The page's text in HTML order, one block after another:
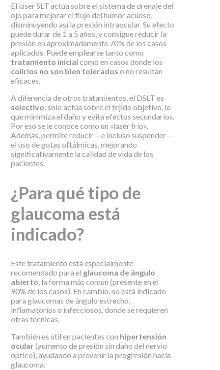
El láser SLT actúa sobre el sistema de drenaje del
ojo para mejorar el flujo del humor acuoso,
disminuyendo así la presión intraocular. Su efecto
puede durar de 1 a 5 años, y consigue reducir la
presión en aproximadamente 70% de los casos
aplicados. Puede emplearse tanto como
tratamiento inicial como en casos donde los
colirios no son bien tolerados o no resultan
eficaces.
A diferencia de otros tratamientos, el DSLT es
selectivo: solo actúa sobre el tejido objetivo, lo
que minimiza el daño y evita efectos secundarios.
Por eso se le conoce como un «láser frío».
Además, permite reducir —e incluso suspender—
el uso de gotas oftálmicas, mejorando
significativamente la calidad de vida de los
pacientes.
¿Para qué tipo de
glaucoma está
indicado?
Este tratamiento está especialmente
recomendado para el glaucoma de ángulo
abierto, la forma más común (presente en el
90% de los casos). En cambio, no está indicado
para glaucomas de ángulo estrecho,
inflamatorios o infecciosos, donde se requieren
otras técnicas.
También es útil en pacientes con hipertensión
ocular (aumento de presión sin daño del nervio
óptico), ayudando a prevenir la progresión hacia
glaucoma.